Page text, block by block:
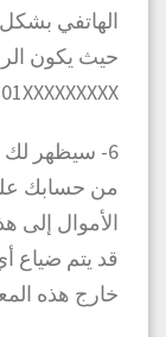
الهاتفي
حيث يكون
01XXXXXXXXX )
6- سيظهر لك
من حسابك
الأموال إلى
قد يتم ضياع
خارج هذه